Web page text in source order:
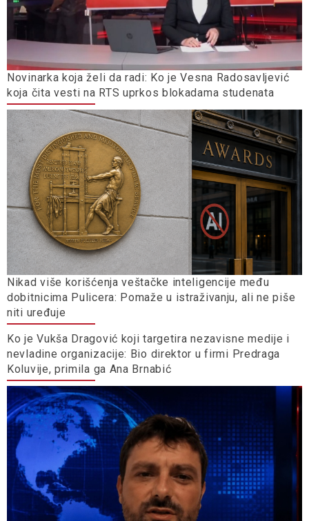
Novinarka koja želi da radi: Ko je Vesna Radosavljević
koja čita vesti na RTS uprkos blokadama studenata
Nikad više korišćenja veštačke inteligencije među
dobitnicima Pulicera: Pomaže u istraživanju, ali ne piše
niti uređuje
Ko je Vukša Dragović koji targetira nezavisne medije i
nevladine organizacije: Bio direktor u firmi Predraga
Koluvije, primila ga Ana Brnabić